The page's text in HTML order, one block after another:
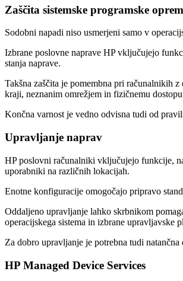
Zaščita sistemske programske
Sodobni napadi niso usmerjeni samo v
Izbrane poslovne naprave HP vključujejo
stanja naprave.
Takšna zaščita je pomembna pri računalnikih
kraji, neznanim omrežjem in fizičnemu
Končna varnost je vedno odvisna tudi od
Upravljanje naprav
HP poslovni računalniki vključujejo funkcije,
uporabniki na različnih lokacijah.
Enotne konfiguracije omogočajo pripravo
Oddaljeno upravljanje lahko skrbnikom
operacijskega sistema in izbrane upravljavske
Za dobro upravljanje je potrebna tudi
HP Managed Device Services